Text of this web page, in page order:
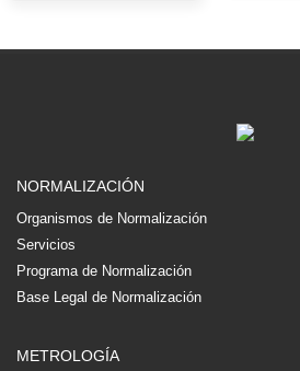
NORMALIZACIÓN
Organismos de Normalización
Servicios
Programa de Normalización
Base Legal de Normalización
METROLOGÍA